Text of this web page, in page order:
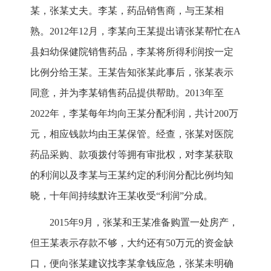
某，张某丈夫。李某，药品销售商，与王某相
熟。2012年12月，李某向王某提出请张某帮忙在A
县妇幼保健院销售药品，李某将所得利润按一定
比例分给王某。王某告知张某此事后，张某表示
同意，并为李某销售药品提供帮助。2013年至
2022年，李某每年均向王某分配利润，共计200万
元，相应钱款均由王某保管。经查，张某对医院
药品采购、款项拨付等拥有审批权，对李某获取
的利润以及李某与王某约定的利润分配比例均知
晓，十年间持续默许王某收受“利润”分成。
2015年9月，张某和王某准备购置一处房产，
但王某表示存款不够，大约还有50万元的资金缺
口，便向张某建议找李某拿钱应急，张某未明确